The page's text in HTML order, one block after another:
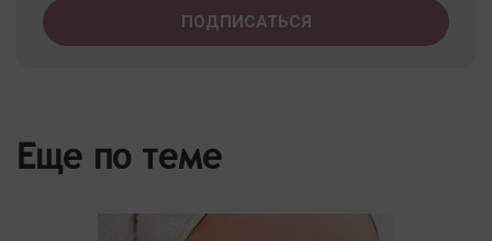
Еще по теме